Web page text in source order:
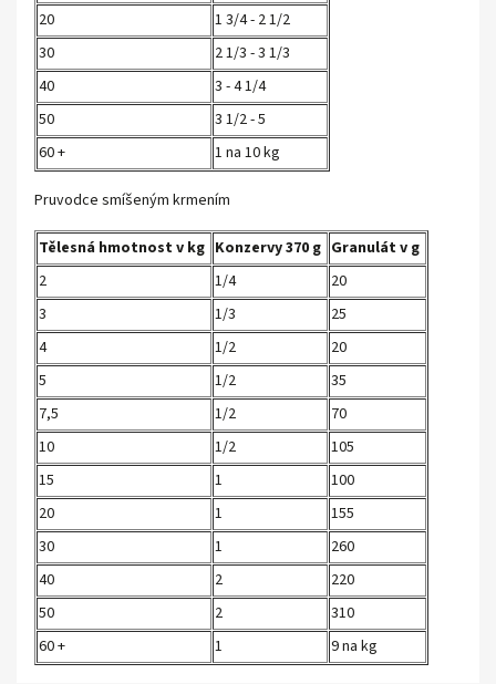
20
1 3/4 - 2 1/2
30
2 1/3 - 3 1/3
40
3 - 4 1/4
50
3 1/2 - 5
60 +
1 na 10 kg
Pruvodce smíšeným krmením
Tělesná hmotnost v kg Konzervy 370 g Granulát v g
2
1/4
20
3
1/3
25
4
1/2
20
5
1/2
35
7,5
1/2
70
10
1/2
105
15
1
100
20
1
155
30
1
260
40
2
220
50
2
310
60 +
1 9 na kg